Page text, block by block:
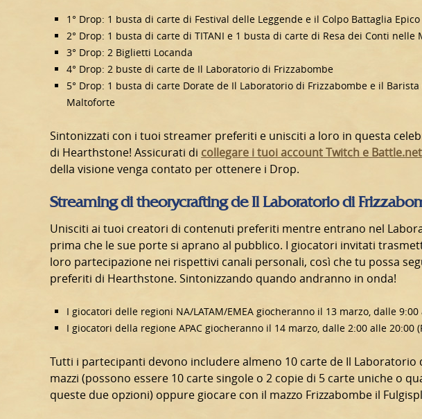
1° Drop: 1 busta di carte di Festival delle Leggende e il Colpo Battaglia
2° Drop: 1 busta di carte di TITANI e 1 busta di carte di Resa dei Conti nelle
3° Drop: 2 Biglietti Locanda
4° Drop: 2 buste di carte de Il Laboratorio di Frizzabombe
5° Drop: 1 busta di carte Dorate de Il Laboratorio di Frizzabombe e il
Maltoforte
Sintonizzati con i tuoi streamer preferiti e unisciti a loro in questa
di Hearthstone! Assicurati di collegare i tuoi account Twitch e Battle.net
della visione venga contato per ottenere i Drop.
Streaming di theorycrafting de Il Laboratorio di
Unisciti ai tuoi creatori di contenuti preferiti mentre entrano nel
prima che le sue porte si aprano al pubblico. I giocatori invitati
loro partecipazione nei rispettivi canali personali, così che tu possa
preferiti di Hearthstone. Sintonizzando quando andranno in onda!
I giocatori delle regioni NA/LATAM/EMEA giocheranno il 13 marzo, dalle 9:00
I giocatori della regione APAC giocheranno il 14 marzo, dalle 2:00 alle 20:00
Tutti i partecipanti devono includere almeno 10 carte de Il Laboratorio
mazzi (possono essere 10 carte singole o 2 copie di 5 carte uniche o
queste due opzioni) oppure giocare con il mazzo Frizzabombe il